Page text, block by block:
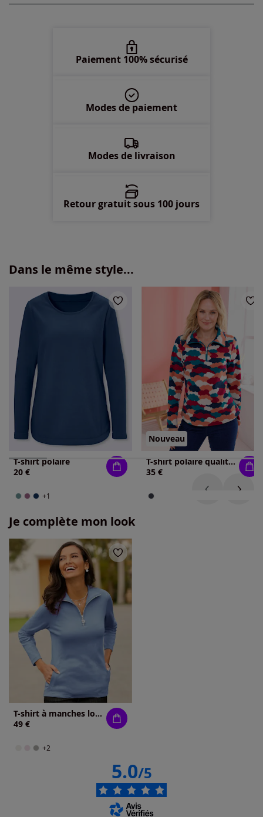
Paiement 100% sécurisé
Modes de paiement
Modes de livraison
Retour gratuit sous 100 jours
Dans le même style...
T-shirt polaire
20 €
+1
Nouveau
T-shirt polaire qualité polaire douce
35 €
Je complète mon look
T-shirt à manches longues qualité coton
49 €
+2
5.0/5